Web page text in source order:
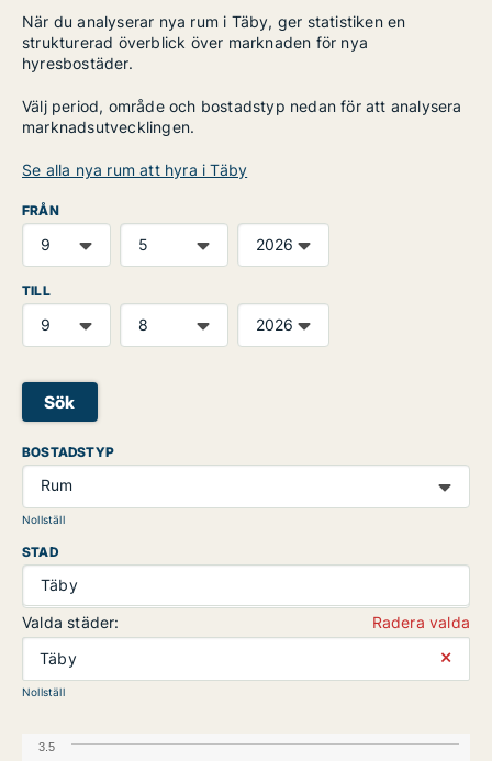
När du analyserar nya rum i Täby, ger statistiken en
strukturerad överblick över marknaden för nya
hyresbostäder.
Välj period, område och bostadstyp nedan för att analysera
marknadsutvecklingen.
Se alla nya rum att hyra i Täby
FRÅN
TILL
Sök
BOSTADSTYP
Rum
Nollställ
STAD
Täby
Valda städer:
Radera valda
Täby
⨯
Nollställ
3.5